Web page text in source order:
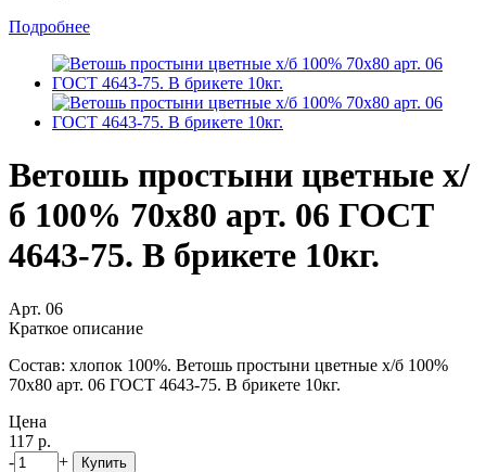
Подробнее
Ветошь простыни цветные х/
б 100% 70х80 арт. 06 ГОСТ
4643-75. В брикете 10кг.
Арт. 06
Краткое описание
Состав: хлопок 100%. Ветошь простыни цветные х/б 100%
70х80 арт. 06 ГОСТ 4643-75. В брикете 10кг.
Цена
117 р.
-
+ Купить